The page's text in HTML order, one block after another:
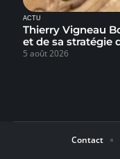
ACTU
Thierry Vigneau
et de sa stratégie
5 août 2026
Contact